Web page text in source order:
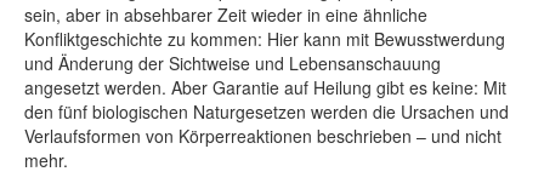
sein, aber in absehbarer Zeit wieder in eine ähnliche
Konfliktgeschichte zu kommen: Hier kann mit Bewusstwerdung
und Änderung der Sichtweise und Lebensanschauung
angesetzt werden. Aber Garantie auf Heilung gibt es keine: Mit
den fünf biologischen Naturgesetzen werden die Ursachen und
Verlaufsformen von Körperreaktionen beschrieben – und nicht
mehr.